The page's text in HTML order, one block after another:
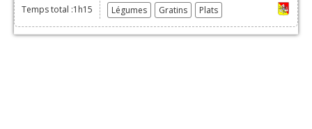
Temps total :1h15 Légumes Gratins Plats